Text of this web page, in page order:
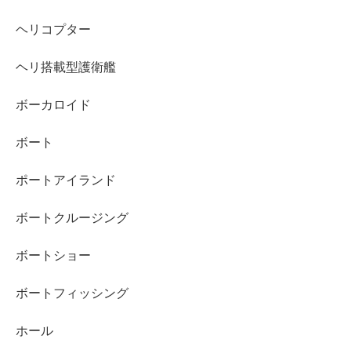
ヘリコプター
ヘリ搭載型護衛艦
ボーカロイド
ボート
ポートアイランド
ボートクルージング
ボートショー
ボートフィッシング
ホール